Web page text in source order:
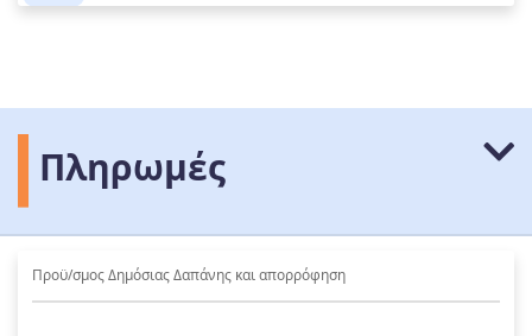
Πληρωμές
Προϋ/σμος Δημόσιας Δαπάνης και απορρόφηση